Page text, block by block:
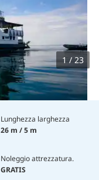
1 / 23
Lunghezza larghezza
26 m / 5 m
Noleggio attrezzatura.
GRATIS